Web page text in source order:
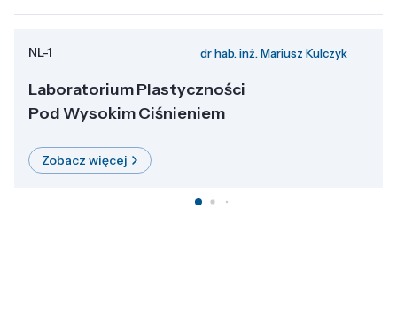
NL-1 dr hab. inż. Mariusz Kulczyk
Laboratorium Plastyczności
Pod Wysokim Ciśnieniem
Zobacz więcej